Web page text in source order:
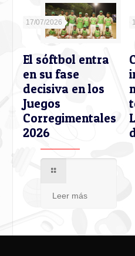
17/07/2026
El sóftbol entra
en su fase
decisiva en los
Juegos
Corregimentales
2026
Leer más